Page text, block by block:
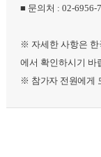
■ 문의처 : 02-6956-
※ 자세한 사항은
에서 확인하시기 바
※ 참가자 전원에게